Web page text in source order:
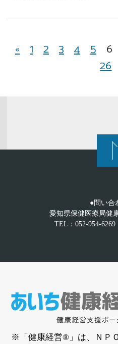
« 1 2 3 4 5 6
26
●問い合
愛知県保健医療局健
TEL：052-954-6269
※「健康経営®」は、ＮＰ